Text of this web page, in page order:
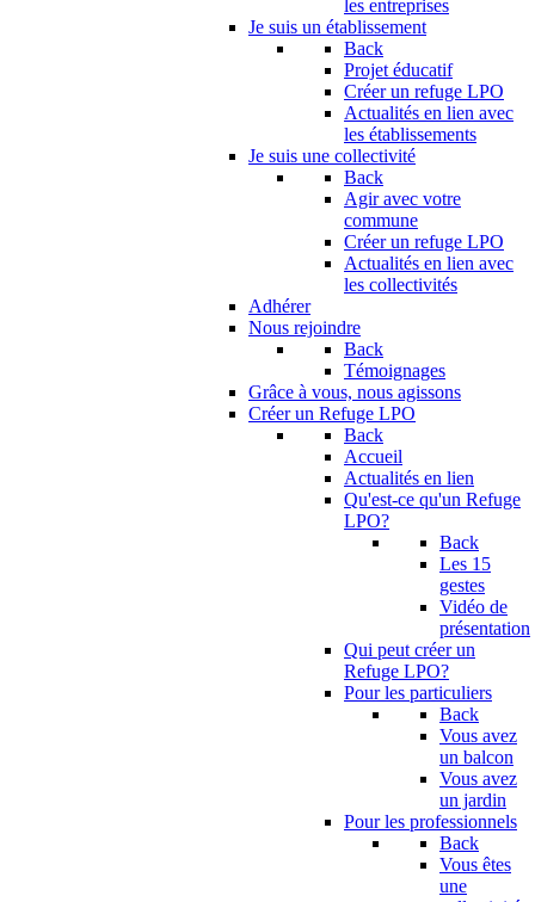
les entreprises
Je suis un établissement
Back
Projet éducatif
Créer un refuge LPO
Actualités en lien avec
les établissements
Je suis une collectivité
Back
Agir avec votre
commune
Créer un refuge LPO
Actualités en lien avec
les collectivités
Adhérer
Nous rejoindre
Back
Témoignages
Grâce à vous, nous agissons
Créer un Refuge LPO
Back
Accueil
Actualités en lien
Qu'est-ce qu'un Refuge
LPO?
Back
Les 15
gestes
Vidéo de
présentation
Qui peut créer un
Refuge LPO?
Pour les particuliers
Back
Vous avez
un balcon
Vous avez
un jardin
Pour les professionnels
Back
Vous êtes
une